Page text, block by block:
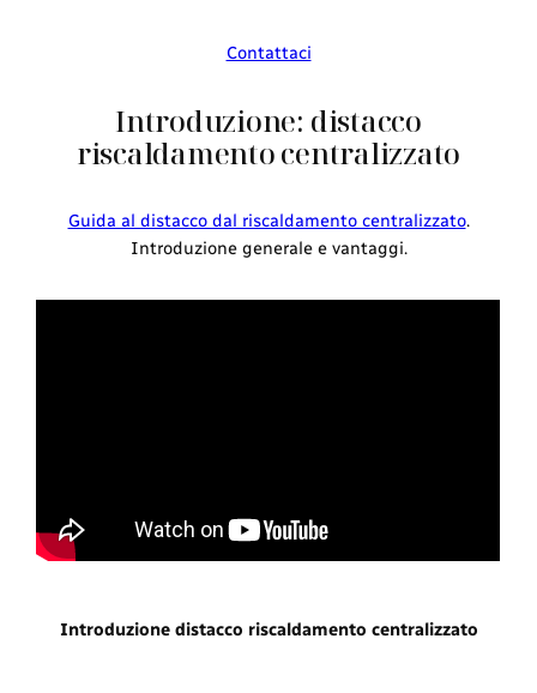
Contattaci
Introduzione: distacco
riscaldamento centralizzato
Guida al distacco dal riscaldamento centralizzato.
Introduzione generale e vantaggi.
Introduzione distacco riscaldamento centralizzato